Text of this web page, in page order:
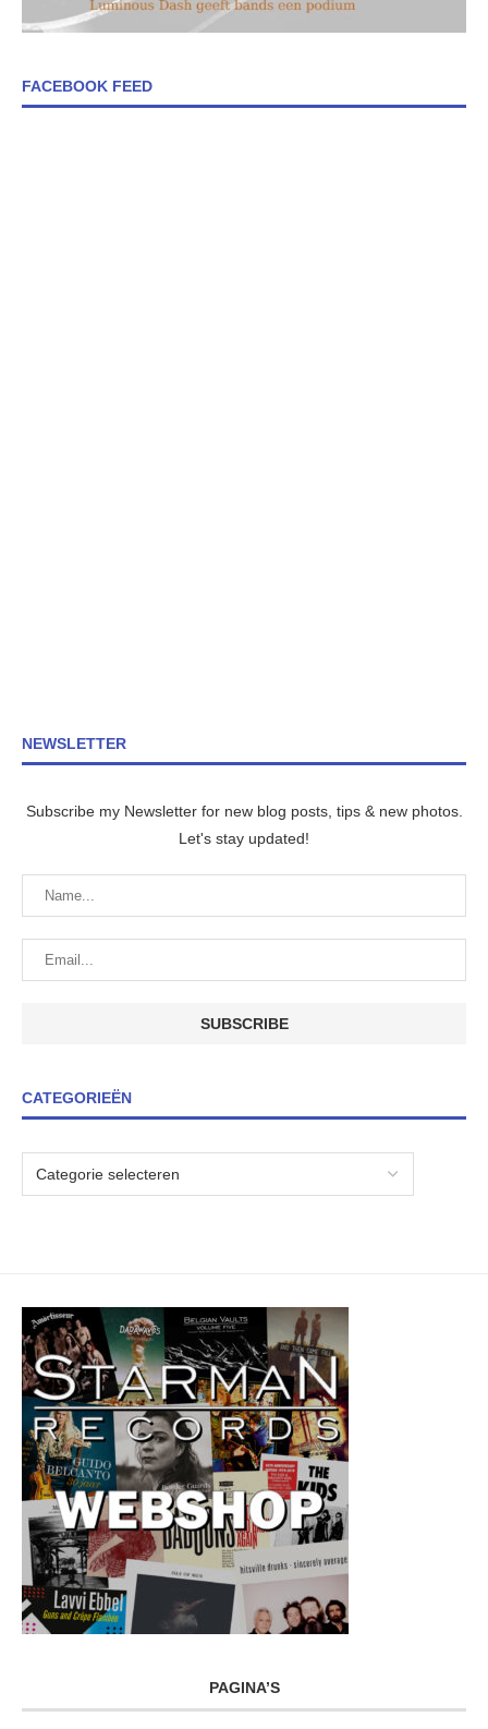
FACEBOOK FEED
NEWSLETTER
Subscribe my Newsletter for new blog posts, tips & new photos.
Let's stay updated!
CATEGORIEËN
PAGINA’S